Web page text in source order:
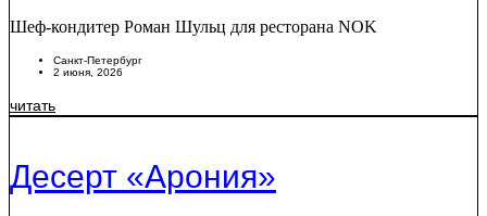
Шеф-кондитер Роман Шульц для ресторана NOK
Санкт-Петербург
2 июня, 2026
читать
Десерт «Арония»